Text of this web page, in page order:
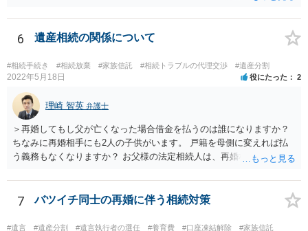
考えてご判断いただくのが良いと思います。
6 遺産相続の関係について
#相続手続き #相続放棄 #家族信託 #相続トラブルの代理交渉 #遺産分割
2022年5月18日 役にたった 2
理崎 智英 弁護士
＞再婚してもし父が亡くなった場合借金を払うのは誰になりますか？
ちなみに再婚相手にも2人の子供がいます。 戸籍を母側に変えれば払
う義務もなくなりますか？ お父様の法定相続人は、再婚相手とご相談
戸籍がどこにあるのかは関係ありません。 ただし、お父様が亡くなっ
たことを知ってから３か月以内に家庭裁判所にて「相続放棄」の手続
7 バツイチ同士の再婚に伴う相続対策
#遺言 #遺産分割 #遺言執行者の選任 #養育費 #口座凍結解除 #家族信託